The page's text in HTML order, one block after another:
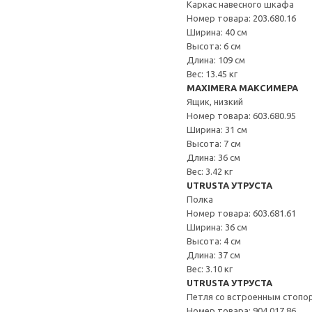
Каркас навесного шкафа
Номер товара: 203.680.16
Ширина: 40 см
Высота: 6 см
Длина: 109 см
Вес: 13.45 кг
MAXIMERA МАКСИМЕРА
Ящик, низкий
Номер товара: 603.680.95
Ширина: 31 см
Высота: 7 см
Длина: 36 см
Вес: 3.42 кг
UTRUSTA УТРУСТА
Полка
Номер товара: 603.681.61
Ширина: 36 см
Высота: 4 см
Длина: 37 см
Вес: 3.10 кг
UTRUSTA УТРУСТА
Петля со встроенным